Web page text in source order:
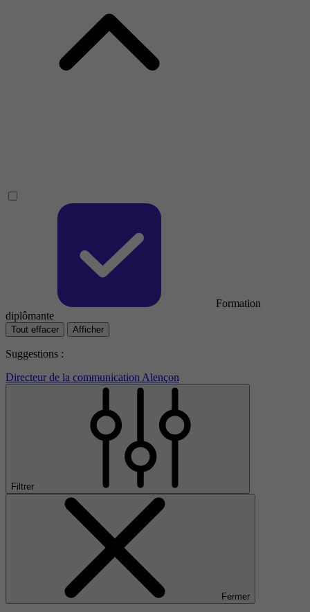
Formation
diplômante
Tout effacer Afficher
Suggestions :
Directeur de la communication Alençon
Filtrer
Fermer